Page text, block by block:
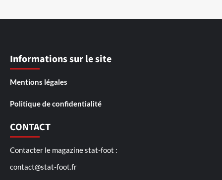
Informations sur le site
Mentions légales
Politique de confidentialité
CONTACT
Contacter le magazine stat-foot :
contact@stat-foot.fr